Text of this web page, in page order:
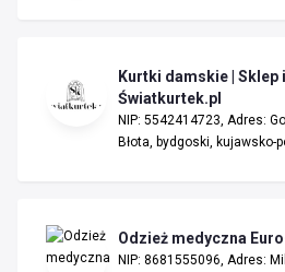
Kurtki damskie | Sklep
Światkurtek.pl
NIP: 5542414723, Adres:
Błota, bydgoski, kujawsko-
Odzież medyczna
NIP: 8681555096, Adres: